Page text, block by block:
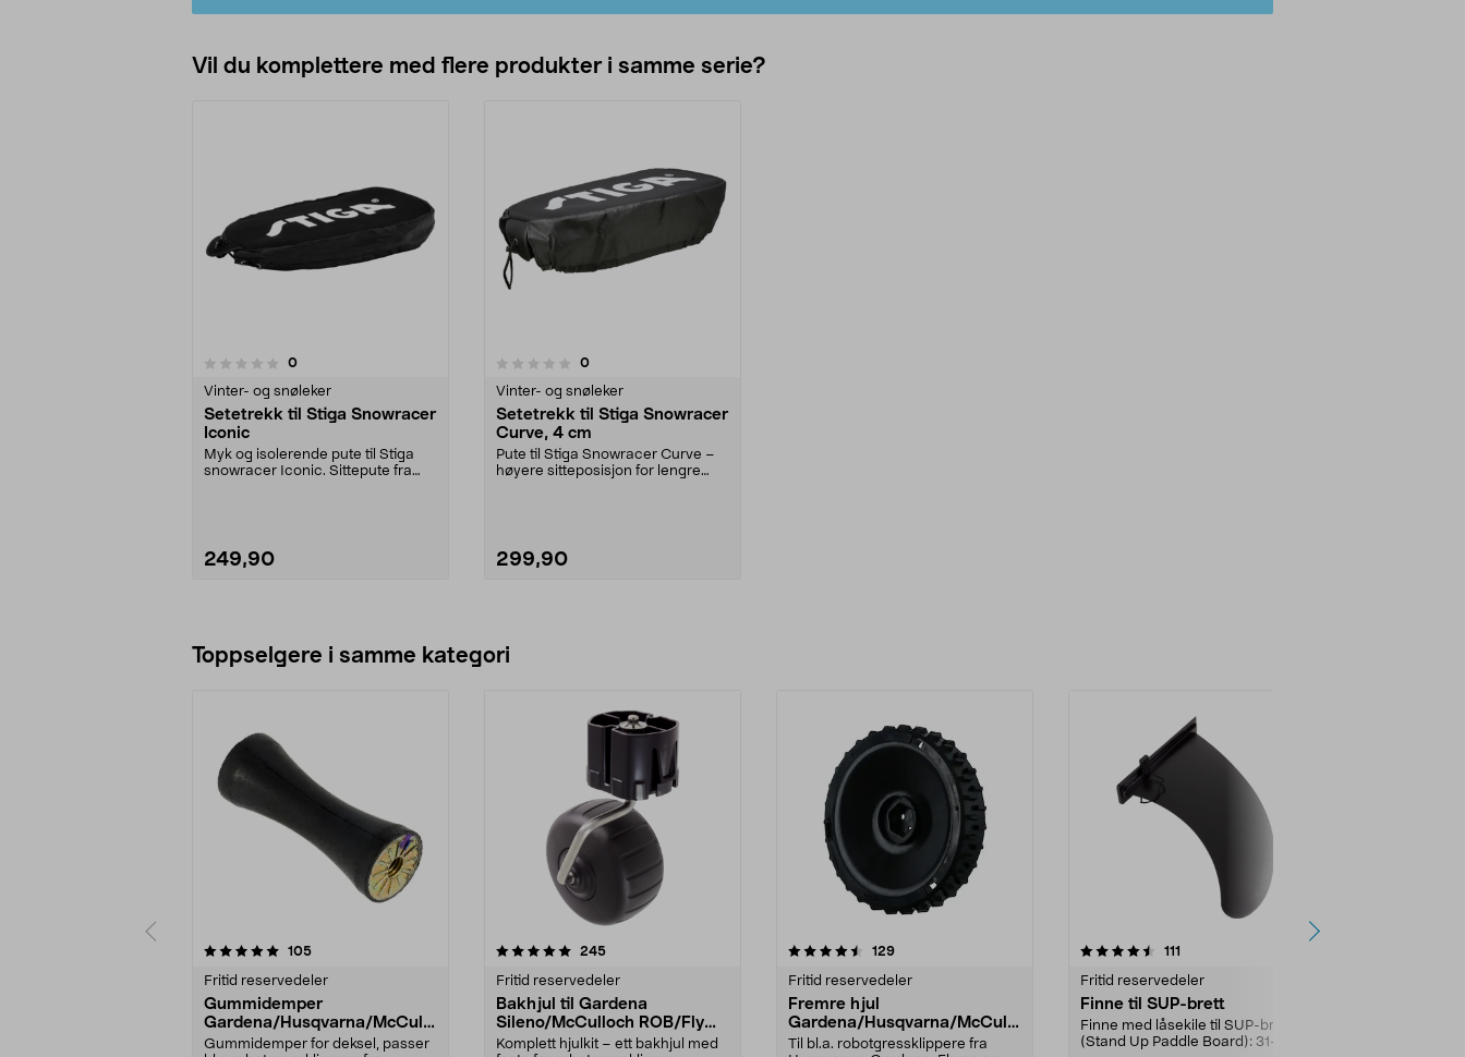
Vil du komplettere med flere produkter i samme serie?
0anmeldelser
Vinter- og snøleker
Setetrekk til Stiga Snowracer
Iconic
Myk og isolerende pute til Stiga
snowracer Iconic. Sittepute fra
249,90
0.0 av 5 stjerner 0anmeldelser
Vinter- og snøleker
Setetrekk til Stiga Snowracer
Curve, 4 cm
Pute til Stiga Snowracer Curve –
høyere sitteposisjon for lengre
299,90
Toppselgere i samme kategori
105anmeldelser
Fritid reservedeler
Gummidemper
Gardena/Husqvarna/McCullo
ch/Flymo
Gummidemper for deksel, passer
5.0 av 5 stjerner 245anmeldelser
Fritid reservedeler
Bakhjul til Gardena
Sileno/McCulloch ROB/Flymo
Easilife
Komplett hjulkit – ett bakhjul med
4.5 av 5 stjerner 129anmeldelser
Fritid reservedeler
Fremre hjul
Gardena/Husqvarna/McCullo
ch/Flymo
Til bl.a. robotgressklippere fra
4.5 av 5 stjerner 111
Fritid reservedeler
Finne til SUP-brett
Finne med låsekile til SUP-brett
(Stand Up Paddle Board): 31-
5.0 av 5 stjerner